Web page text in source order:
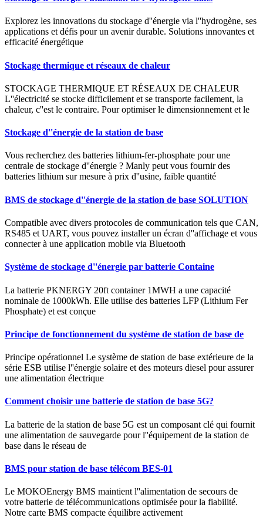
Explorez les innovations du stockage d''énergie via l''hydrogène, ses
applications et défis pour un avenir durable. Solutions innovantes et
efficacité énergétique
Stockage thermique et réseaux de chaleur
STOCKAGE THERMIQUE ET RÉSEAUX DE CHALEUR
L''électricité se stocke difficilement et se transporte facilement, la
chaleur, c''est le contraire. Pour optimiser le dimensionnement et le
Stockage d''énergie de la station de base
Vous recherchez des batteries lithium-fer-phosphate pour une
centrale de stockage d''énergie ? Manly peut vous fournir des
batteries lithium sur mesure à prix d''usine, faible quantité
BMS de stockage d''énergie de la station de base SOLUTION
Compatible avec divers protocoles de communication tels que CAN,
RS485 et UART, vous pouvez installer un écran d''affichage et vous
connecter à une application mobile via Bluetooth
Système de stockage d''énergie par batterie Containe
La batterie PKNERGY 20ft container 1MWH a une capacité
nominale de 1000kWh. Elle utilise des batteries LFP (Lithium Fer
Phosphate) et est conçue
Principe de fonctionnement du système de station de base de
Principe opérationnel Le système de station de base extérieure de la
série ESB utilise l''énergie solaire et des moteurs diesel pour assurer
une alimentation électrique
Comment choisir une batterie de station de base 5G?
La batterie de la station de base 5G est un composant clé qui fournit
une alimentation de sauvegarde pour l''équipement de la station de
base dans le réseau de
BMS pour station de base télécom BES-01
Le MOKOEnergy BMS maintient l''alimentation de secours de
votre batterie de télécommunications optimisée pour la fiabilité.
Notre carte BMS compacte équilibre activement